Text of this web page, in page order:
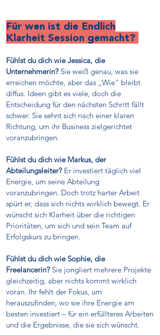
Für wen ist die Endlich
Klarheit Session gemacht?
Fühlst du dich wie Jessica, die
Unternehmerin? Sie weiß genau, was sie
erreichen möchte, aber das „Wie“ bleibt
diffus. Ideen gibt es viele, doch die
Entscheidung für den nächsten Schritt fällt
schwer. Sie sehnt sich nach einer klaren
Richtung, um ihr Business zielgerichtet
voranzubringen.
Fühlst du dich wie Markus, der
Abteilungsleiter? Er investiert täglich viel
Energie, um seine Abteilung
voranzubringen. Doch trotz harter Arbeit
spürt er, dass sich nichts wirklich bewegt. Er
wünscht sich Klarheit über die richtigen
Prioritäten, um sich und sein Team auf
Erfolgskurs zu bringen.
Fühlst du dich wie Sophie, die
Freelancerin? Sie jongliert mehrere Projekte
gleichzeitig, aber nichts kommt wirklich
voran. Ihr fehlt der Fokus, um
herauszufinden, wo sie ihre Energie am
besten investiert – für ein erfüllteres Arbeiten
und die Ergebnisse, die sie sich wünscht.